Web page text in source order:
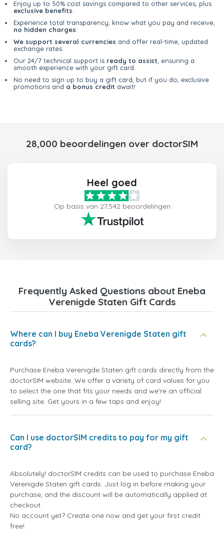
Enjoy up to 50% cost savings compared to other services, plus
exclusive benefits
Experience total transparency; know what you pay and receive,
no hidden charges
We support several currencies and offer real-time, updated
exchange rates.
Our 24/7 technical support is ready to assist , ensuring a
smooth experience with your gift card.
No need to sign up to buy a gift card, but if you do, exclusive
promotions and a bonus credit await!
28,000 beoordelingen over doctorSIM
Heel goed
Op basis van 27,542 beoordelingen
Frequently Asked Questions about Eneba
Verenigde Staten Gift Cards
Where can I buy Eneba Verenigde Staten gift
cards?
Purchase Eneba Verenigde Staten gift cards directly from the
doctorSIM website. We offer a variety of card values for you
to select the one that fits your needs and we're an official
selling site. Get yours in a few taps and enjoy!
Can I use doctorSIM credits to pay for my gift
card?
Absolutely! doctorSIM credits can be used to purchase Eneba
Verenigde Staten gift cards. Just log in before making your
purchase, and the discount will be automatically applied at
checkout.
No account yet? Create one now and get your first credit
free!